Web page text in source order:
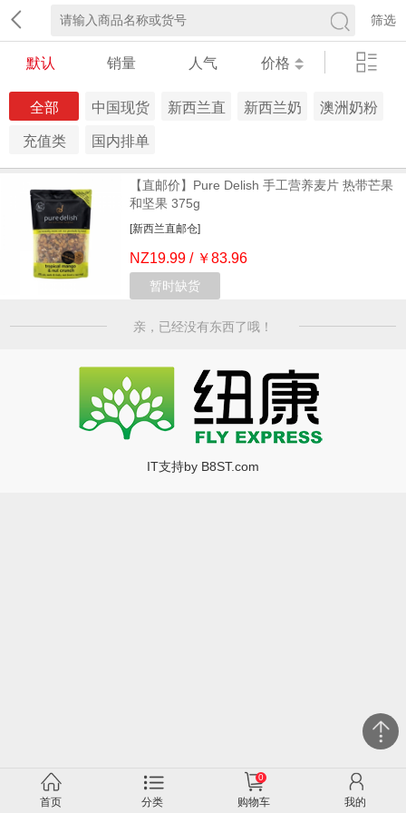
筛选
默认 销量 人气 价格
全部
中国现货
仓
新西兰直
新西兰奶
澳洲奶粉
充值类
国内排单
发货 生鲜
冷链
【直邮价】Pure Delish 手工营养麦片 热带芒果
和坚果 375g
[新西兰直邮仓]
NZ19.99 / ￥83.96
暂时缺货
亲，已经没有东西了哦！
IT支持by B8ST.com
首页 分类
0
购物车 我的